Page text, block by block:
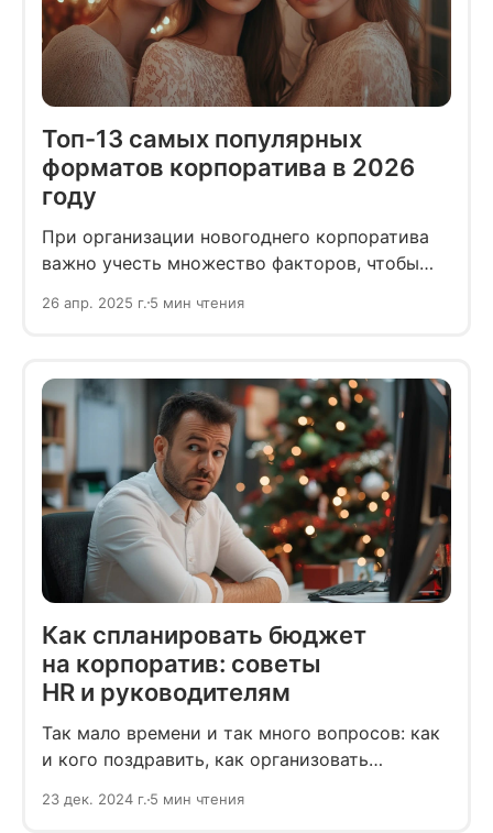
Топ-13 самых популярных
форматов корпоратива в 2026
году
При организации новогоднего корпоратива
важно учесть множество факторов, чтобы
Тренды в сфере корпоративов станут
набирать популярность.
26 апр. 2025 г. 5 мин чтения
Как спланировать бюджет
на корпоратив: советы
HR и руководителям
Так мало времени и так много вопросов: как
и кого поздравить, как организовать
специалист не должен теряться, он во всем
23 дек. 2024 г. 5 мин чтения